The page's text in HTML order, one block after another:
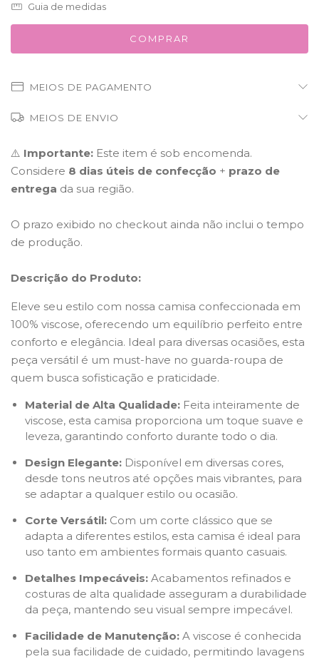
Guia de medidas
MEIOS DE PAGAMENTO
MEIOS DE ENVIO
⚠️ Importante: Este item é sob encomenda.
Considere 8 dias úteis de confecção + prazo de
entrega da sua região.
O prazo exibido no checkout ainda não inclui o tempo
de produção.
Descrição do Produto:
Eleve seu estilo com nossa camisa confeccionada em
100% viscose, oferecendo um equilíbrio perfeito entre
conforto e elegância. Ideal para diversas ocasiões, esta
peça versátil é um must-have no guarda-roupa de
quem busca sofisticação e praticidade.
Material de Alta Qualidade: Feita inteiramente de
viscose, esta camisa proporciona um toque suave e
leveza, garantindo conforto durante todo o dia.
Design Elegante: Disponível em diversas cores,
desde tons neutros até opções mais vibrantes, para
se adaptar a qualquer estilo ou ocasião.
Corte Versátil: Com um corte clássico que se
adapta a diferentes estilos, esta camisa é ideal para
uso tanto em ambientes formais quanto casuais.
Detalhes Impecáveis: Acabamentos refinados e
costuras de alta qualidade asseguram a durabilidade
da peça, mantendo seu visual sempre impecável.
Facilidade de Manutenção: A viscose é conhecida
pela sua facilidade de cuidado, permitindo lavagens